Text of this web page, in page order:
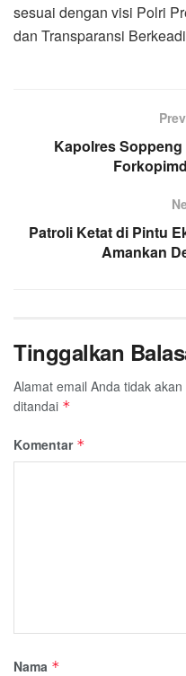
sesuai dengan visi Polri
dan Transparansi
Kapolres
Patroli Ketat di Pintu
Amankan
Tinggalkan
Alamat email Anda tidak
ditandai *
Komentar *
Nama *